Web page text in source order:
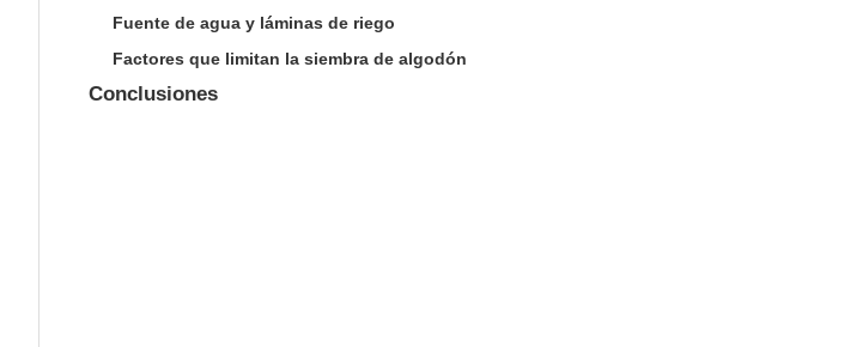
Fuente de agua y láminas de riego
Factores que limitan la siembra de algodón
Conclusiones